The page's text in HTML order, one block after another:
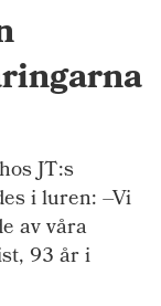
JT:s
i luren: –Vi
av våra
93 år i